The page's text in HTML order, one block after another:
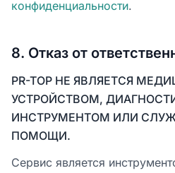
конфиденциальности.
8. Отказ от
PR-TOP НЕ ЯВЛЯЕТСЯ
УСТРОЙСТВОМ,
ИНСТРУМЕНТОМ ИЛИ
ПОМОЩИ.
Сервис является